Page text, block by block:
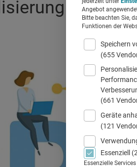
Angebot
Bitte beachten Sie,
Funktionen der
Speichern
(655
(661
Geräte
(121
Essenziell
Essenzielle